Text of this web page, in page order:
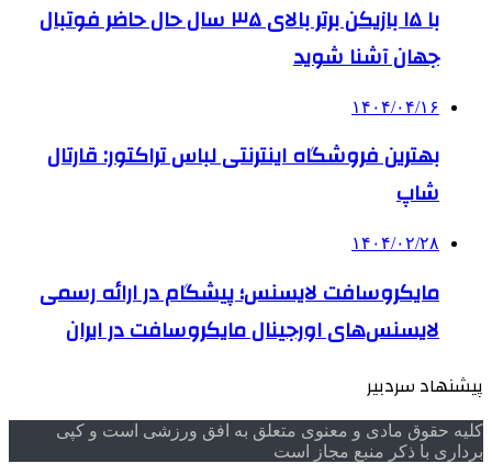
با ۱۵ بازیکن برتر بالای ۳۵ سال حال حاضر فوتبال
جهان آشنا شوید
۱۴۰۴/۰۴/۱۶
بهترین فروشگاه اینترنتی لباس تراکتور: قارتال
شاپ
۱۴۰۴/۰۲/۲۸
مایکروسافت لایسنس؛ پیشگام در ارائه رسمی
لایسنس‌های اورجینال مایکروسافت در ایران
پیشنهاد سردبیر
کلیه حقوق مادی و معنوی متعلق به افق ورزشی است و کپی
برداری با ذکر منبع مجاز است